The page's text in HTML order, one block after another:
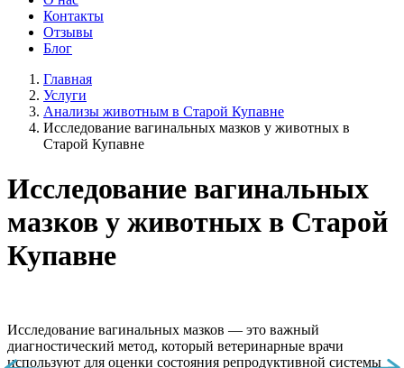
Контакты
Отзывы
Блог
Главная
Услуги
Анализы животным в Старой Купавне
Исследование вагинальных мазков у животных в
Старой Купавне
Исследование вагинальных
мазков у животных в Старой
Купавне
Исследование вагинальных мазков — это важный
диагностический метод, который ветеринарные врачи
используют для оценки состояния репродуктивной системы